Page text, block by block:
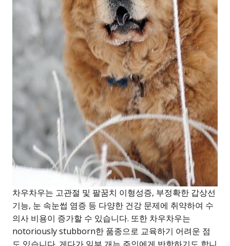
차우차우는 고관절 및 팔꿈치 이형성증, 부정확한 갑상선
기능, 눈 속눈썹 염증 등 다양한 건강 문제에 취약하여 수
의사 비용이 증가할 수 있습니다. 또한 차우차우는
notoriously stubborn한 품종으로 교육하기 어려운 점